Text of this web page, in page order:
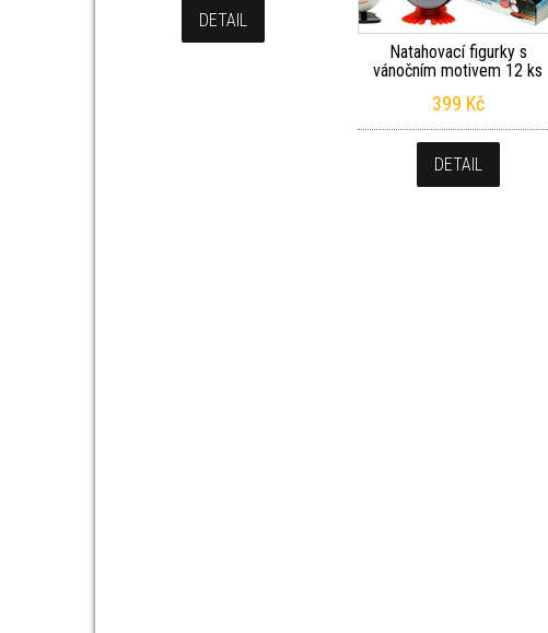
DETAIL
Natahovací figurky s
vánočním motivem 12 ks
399 Kč
DETAIL